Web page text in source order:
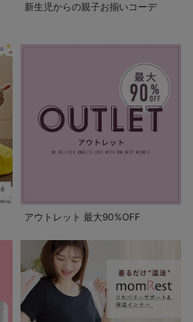
新生児からの親子お揃いコーデ
アウトレット 最大90%OFF